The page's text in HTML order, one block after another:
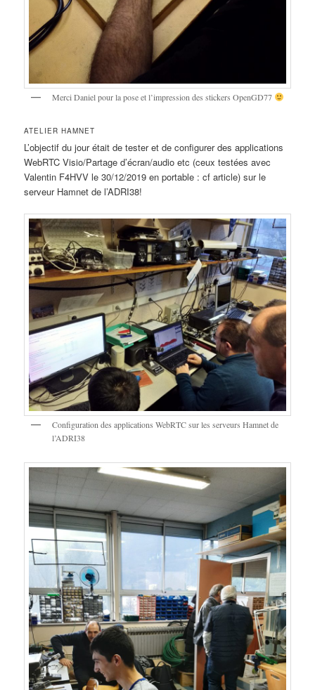
Merci Daniel pour la pose et l’impression des stickers OpenGD77
ATELIER HAMNET
L’objectif du jour était de tester et de configurer des applications
WebRTC Visio/Partage d’écran/audio etc (ceux testées avec
Valentin F4HVV le 30/12/2019 en portable : cf article) sur le
serveur Hamnet de l’ADRI38!
Configuration des applications WebRTC sur les serveurs Hamnet de
l’ADRI38